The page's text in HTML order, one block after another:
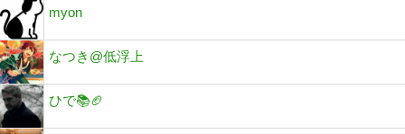
myon
なつき@低浮上
ひで📚🏈